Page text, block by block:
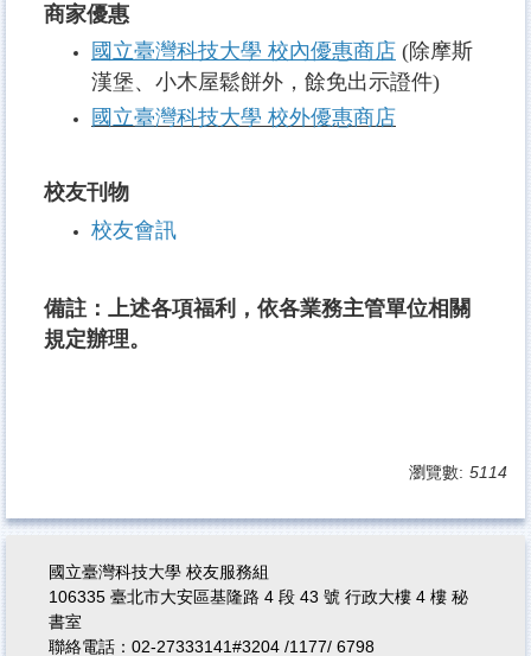
商家優惠
國立臺灣科技大學 校內優惠商店 (除摩斯
漢堡、小木屋鬆餅外，餘免出示證件)
國立臺灣科技大學 校外優惠商店
校友刊物
校友會訊
備註：上述各項福利，依各業務主管單位相關
規定辦理。
瀏覽數: 5114
國立臺灣科技大學 校友服務組
106335 臺北市大安區基隆路 4 段 43 號 行政大樓 4 樓 秘
書室
聯絡電話：02-27333141#3204 /1177/ 6798